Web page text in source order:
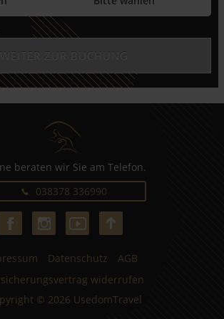
beraten wir Sie am Telefon.
038378 336990
Datenschutz
AGB
widerrufen
© 2026 UsedomTravel